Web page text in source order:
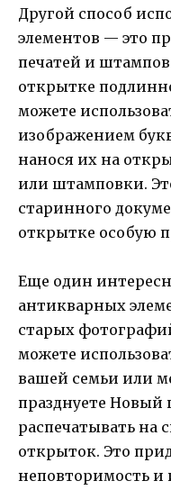
Другой способ
элементов — это
печатей и
открытке
можете
изображением
нанося их на
или штамповки.
старинного
открытке особую
Еще один
антикварных
старых
можете
вашей семьи или
празднуете Новый
распечатывать на
открыток. Это
неповторимость и